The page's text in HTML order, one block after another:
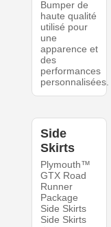
Bumper de
haute qualité
utilisé pour
une
apparence et
des
performances
personnalisées.
Side
Skirts
Plymouth™
GTX Road
Runner
Package
Side Skirts
Side Skirts